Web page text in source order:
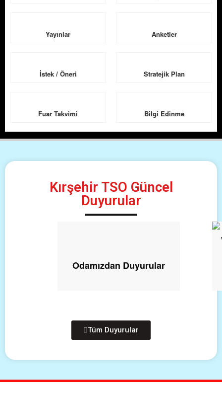
Yayınlar Anketler
İstek / Öneri Stratejik Plan
Fuar Takvimi Bilgi Edinme
Kırşehir TSO Güncel
Duyurular
Odamızdan Duyurular
Tüm Duyurular